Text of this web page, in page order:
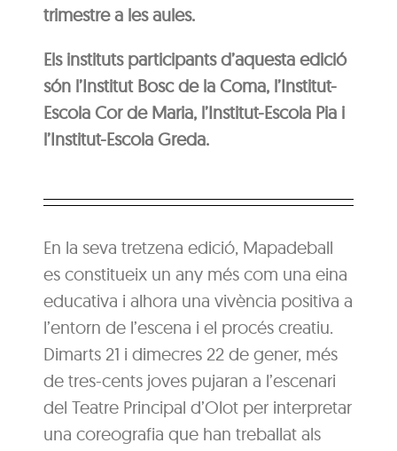
trimestre a les aules.
Els instituts participants d’aquesta edició
són l’Institut Bosc de la Coma, l’Institut-
Escola Cor de Maria, l’Institut-Escola Pia i
l’Institut-Escola Greda.
En la seva tretzena edició, Mapadeball
es constitueix un any més com una eina
educativa i alhora una vivència positiva a
l’entorn de l’escena i el procés creatiu.
Dimarts 21 i dimecres 22 de gener, més
de tres-cents joves pujaran a l’escenari
del Teatre Principal d’Olot per interpretar
una coreografia que han treballat als